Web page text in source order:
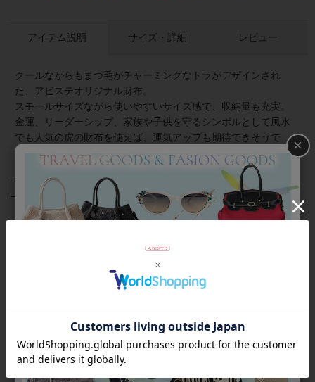
アイテム説明
クールながらもまつ毛がチャーミングなトラがデザインされ
た、アビステオリジナル財布。
スモールサイズながら使いやすいサイズ感で、収納量も充実。
金運、リーダーシップ、家族や子供を守るシンボルとして風水
でも人気の虎の財布を使えば、運気アップも期待できそうで
サイズ・詳細 レビュー
商品番号 2222004-
×